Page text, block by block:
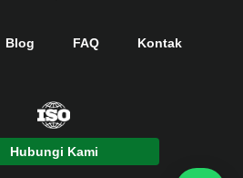
Blog FAQ Kontak
Hubungi Kami